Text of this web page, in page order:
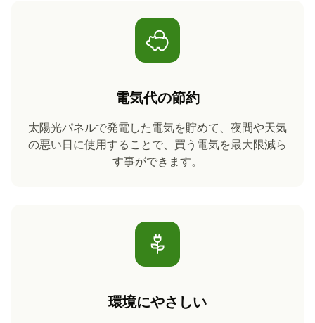
電気代の節約
太陽光パネルで発電した電気を貯めて、夜間や天気
の悪い日に使用することで、買う電気を最大限減ら
す事ができます。
環境にやさしい